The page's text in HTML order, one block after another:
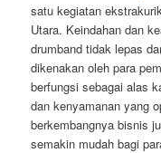
satu kegiatan
Utara. Keindahan dan
drumband tidak lepas
dikenakan oleh para
berfungsi sebagai alas
dan kenyamanan yang
berkembangnya bisnis
semakin mudah bagi